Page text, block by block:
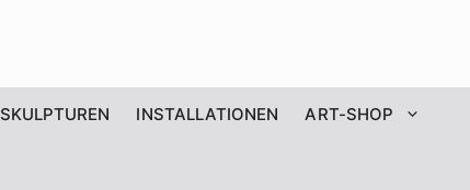
SKULPTUREN INSTALLATIONEN ART-SHOP